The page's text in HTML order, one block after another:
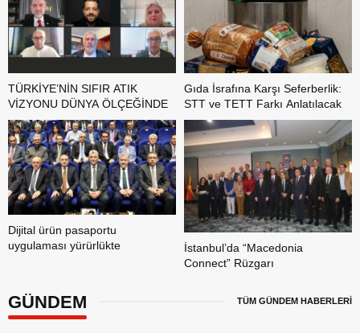
TÜRKİYE’NİN SIFIR ATIK
VİZYONU DÜNYA ÖLÇEĞİNDE
Gıda İsrafına Karşı Seferberlik:
STT ve TETT Farkı Anlatılacak
Dijital ürün pasaportu
uygulaması yürürlükte
İstanbul’da “Macedonia
Connect” Rüzgarı
GÜNDEM TÜM GÜNDEM HABERLERİ